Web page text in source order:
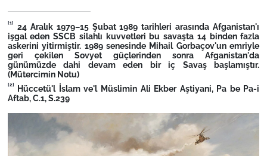
[1]
24 Aralık 1979–15 Şubat 1989 tarihleri arasında Afganistan'ı
işgal eden SSCB silahlı kuvvetleri bu savaşta 14 binden fazla
askerini yitirmiştir. 1989 senesinde Mihail Gorbaçov'un emriyle
geri çekilen Sovyet güçlerinden sonra Afganistan'da
günümüzde dahi devam eden bir iç Savaş başlamıştır.
(Mütercimin Notu)
[2]
Hüccetü'l İslam ve'l Müslimin Ali Ekber Aştiyani, Pa be Pa-i
Aftab, C.1, S.239